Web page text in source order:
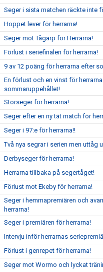
Seger i sista matchen räckte inte
Hoppet lever för herrarna!
Seger mot Tågarp för Herrarna!
Förlust i seriefinalen för herrarna!
9 av 12 poäng för herrarna efter
En förlust och en vinst för
sommaruppehållet!
Storseger för herrarna!
Seger efter en ny tät match för
Seger i 97:e för herrarna!!
Två nya segrar i serien men uttåg
Derbyseger för herrarna!
Herrarna tillbaka på segertåget!
Förlust mot Ekeby för herrarna!
Seger i hemmapremiären och
herrarna!
Seger i premiären för herrarna!
Intervju inför herrarnas
Förlust i genrepet för herrarna!
Seger mot Wormo och lyckat